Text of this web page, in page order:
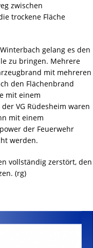
zwischen
trockene Fläche
gelang es den
zu bringen. Mehrere
mit mehreren
den Flächenbrand
mit einem
VG Rüdesheim waren
mit einem
der Feuerwehr
werden.
vollständig zerstört, den
(rg)